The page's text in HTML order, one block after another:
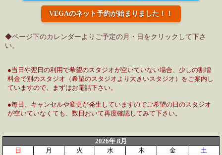
VEGAのネット予約が始まりました！！
◆ページ下のカレンダーよりご予定の月・日をクリックして下さ
い。
●当日や翌日の利用で希望のスタジオが空いていない場合、少しの割増
料金で別のスタジオ（希望のスタジオより大きいスタジオ）をご案内し
ていますので、まずはお電話下さい。
●毎日、キャンセルや変更が発生していますのでご希望の日のスタジオ
が空いていなくても、数日おいて再度確認してみて下さい。
2026年 8月
日
月 火 水 木 金
土